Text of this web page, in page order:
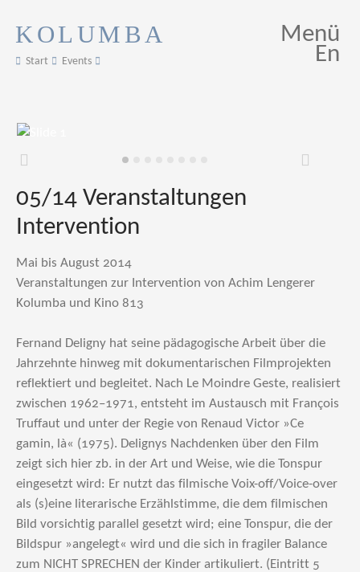
KOLUMBA
Start Events
Menü
En
Zurück Weiter
05/14 Veranstaltungen
Intervention
Mai bis August 2014
Veranstaltungen zur Intervention von Achim Lengerer
Kolumba und Kino 813
Fernand Deligny hat seine pädagogische Arbeit über die
Jahrzehnte hinweg mit dokumentarischen Filmprojekten
reflektiert und begleitet. Nach Le Moindre Geste, realisiert
zwischen 1962–1971, entsteht im Austausch mit François
Truffaut und unter der Regie von Renaud Victor »Ce
gamin, là« (1975). Delignys Nachdenken über den Film
zeigt sich hier zb. in der Art und Weise, wie die Tonspur
eingesetzt wird: Er nutzt das filmische Voix-off/Voice-over
als (s)eine literarische Erzählstimme, die dem filmischen
Bild vorsichtig parallel gesetzt wird; eine Tonspur, die der
Bildspur »angelegt« wird und die sich in fragiler Balance
zum NICHT SPRECHEN der Kinder artikuliert. (Eintritt 5